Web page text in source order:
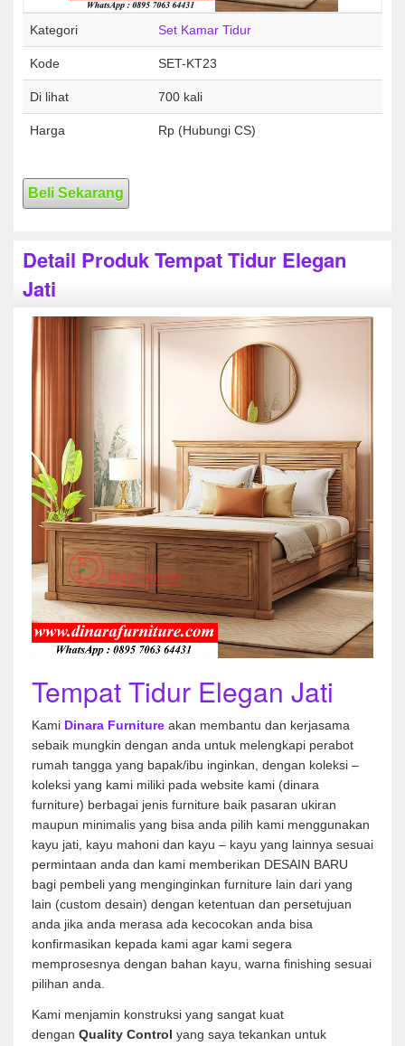
Kategori Set Kamar Tidur
Kode SET-KT23
Di lihat 700 kali
Harga Rp (Hubungi CS)
Beli Sekarang
Detail Produk Tempat Tidur Elegan
Jati
Tempat Tidur Elegan Jati
Kami Dinara Furniture akan membantu dan kerjasama
sebaik mungkin dengan anda untuk melengkapi perabot
rumah tangga yang bapak/ibu inginkan, dengan koleksi –
koleksi yang kami miliki pada website kami (dinara
furniture) berbagai jenis furniture baik pasaran ukiran
maupun minimalis yang bisa anda pilih kami menggunakan
kayu jati, kayu mahoni dan kayu – kayu yang lainnya sesuai
permintaan anda dan kami memberikan DESAIN BARU
bagi pembeli yang menginginkan furniture lain dari yang
lain (custom desain) dengan ketentuan dan persetujuan
anda jika anda merasa ada kecocokan anda bisa
konfirmasikan kepada kami agar kami segera
memprosesnya dengan bahan kayu, warna finishing sesuai
pilihan anda.
Kami menjamin konstruksi yang sangat kuat
dengan Quality Control yang saya tekankan untuk